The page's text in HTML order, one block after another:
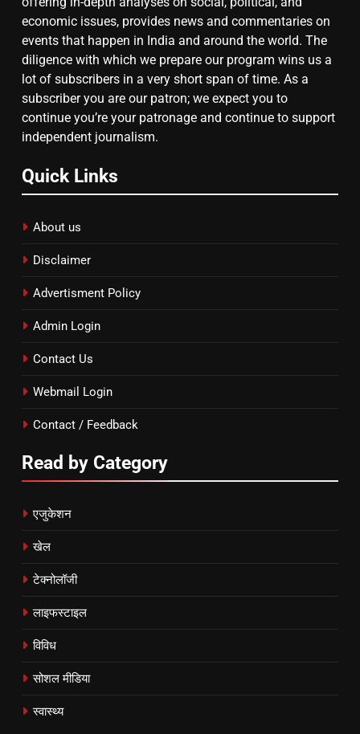
दिल्ली कोर्ट ने IRCTC घोटाले में आरोप
तय किए
8
सुप्रीम कोर्ट ने राहुल गांधी के ‘वोट चोरी’
के आरोप खारिज किए, शेखपुरा में पीएम की
मां को गाली पर कोर्ट का समन जारी
economic issues, provides news and commentaries on
events that happen in India and around the world. The
diligence with which we prepare our program wins us a
lot of subscribers in a very short span of time. As a
subscriber you are our patron; we expect you to
continue you’re your patronage and continue to support
independent journalism.
Quick Links
About us
Disclaimer
Advertisment Policy
Admin Login
Contact Us
Webmail Login
Contact / Feedback
Read by Category
एजुकेशन
खेल
टेक्नोलॉजी
लाइफस्टाइल
विविध
सोशल मीडिया
स्वास्थ्य